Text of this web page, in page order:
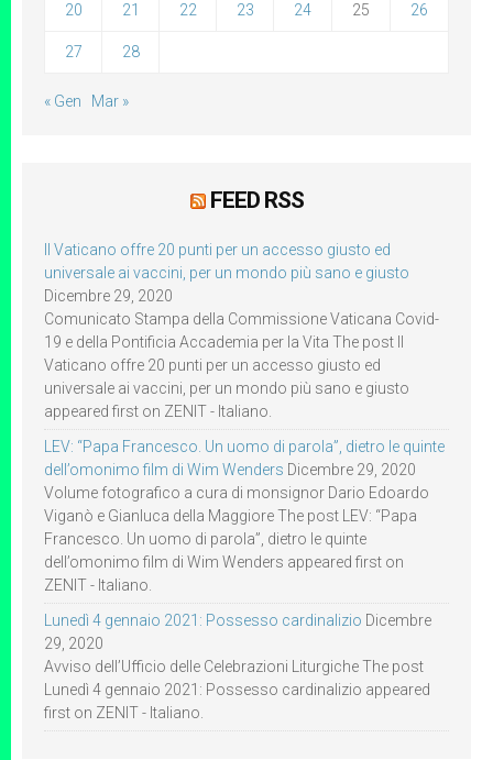
20 21 22 23 24 25 26
27 28
« Gen Mar »
FEED RSS
Il Vaticano offre 20 punti per un accesso giusto ed
universale ai vaccini, per un mondo più sano e giusto
Dicembre 29, 2020
Comunicato Stampa della Commissione Vaticana Covid-
19 e della Pontificia Accademia per la Vita The post Il
Vaticano offre 20 punti per un accesso giusto ed
universale ai vaccini, per un mondo più sano e giusto
appeared first on ZENIT - Italiano.
LEV: “Papa Francesco. Un uomo di parola”, dietro le quinte
dell’omonimo film di Wim Wenders Dicembre 29, 2020
Volume fotografico a cura di monsignor Dario Edoardo
Viganò e Gianluca della Maggiore The post LEV: “Papa
Francesco. Un uomo di parola”, dietro le quinte
dell’omonimo film di Wim Wenders appeared first on
ZENIT - Italiano.
Lunedì 4 gennaio 2021: Possesso cardinalizio Dicembre
29, 2020
Avviso dell’Ufficio delle Celebrazioni Liturgiche The post
Lunedì 4 gennaio 2021: Possesso cardinalizio appeared
first on ZENIT - Italiano.